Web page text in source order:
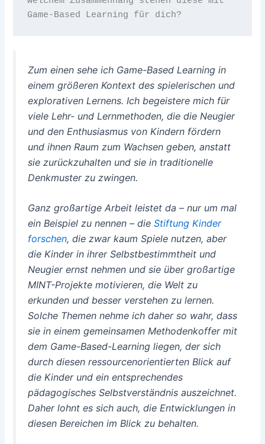
Game-Based Learning für dich?
Zum einen sehe ich Game-Based Learning in
einem größeren Kontext des spielerischen und
explorativen Lernens. Ich begeistere mich für
viele Lehr- und Lernmethoden, die die Neugier
und den Enthusiasmus von Kindern fördern
und ihnen Raum zum Wachsen geben, anstatt
sie zurückzuhalten und sie in traditionelle
Denkmuster zu zwingen.
Ganz großartige Arbeit leistet da – nur um mal
ein Beispiel zu nennen – dieStiftung Kinder
forschen, die zwar kaum Spiele nutzen, aber
die Kinder in ihrer Selbstbestimmtheit und
Neugier ernst nehmen und sie über großartige
MINT-Projekte motivieren, die Welt zu
erkunden und besser verstehen zu lernen.
Solche Themen nehme ich daher so wahr, dass
sie in einem gemeinsamen Methodenkoffer mit
dem Game-Based-Learning liegen, der sich
durch diesen ressourcenorientierten Blick auf
die Kinder und ein entsprechendes
pädagogisches Selbstverständnis auszeichnet.
Daher lohnt es sich auch, die Entwicklungen in
diesen Bereichen im Blick zu behalten.